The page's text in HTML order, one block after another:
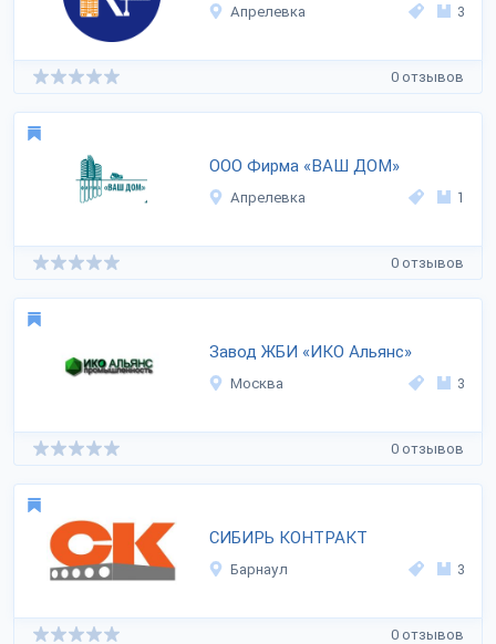
Апрелевка 3
0 отзывов
ООО Фирма «ВАШ ДОМ»
Апрелевка 1
0 отзывов
Завод ЖБИ «ИКО Альянс»
Москва 3
0 отзывов
СИБИРЬ КОНТРАКТ
Барнаул 3
0 отзывов